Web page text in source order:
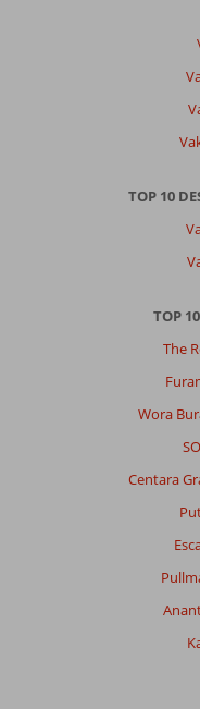
TOP 10
TOP
The
Wora
Centara